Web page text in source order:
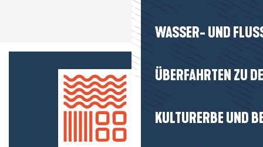
WASSER- UND
ÜBERFAHRTEN ZU
KULTURERBE UND